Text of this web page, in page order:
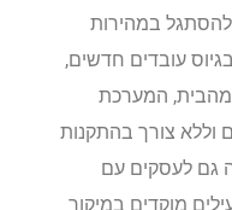
במהירות
עובדים חדשים,
המערכת
צורך בהתקנות
גם לעסקים עם
מוקדים במיקור